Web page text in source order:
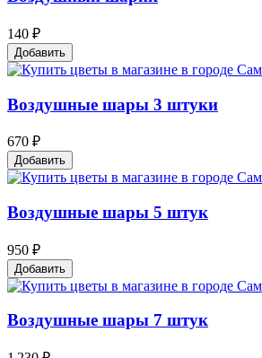
140 ₽
Добавить
Воздушные шары 3 штуки
670 ₽
Добавить
Воздушные шары 5 штук
950 ₽
Добавить
Воздушные шары 7 штук